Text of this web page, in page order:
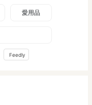
愛用品
Feedly